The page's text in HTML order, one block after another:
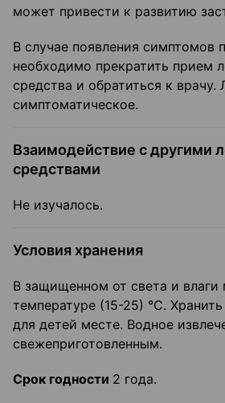
может привести к развитию
В случае появления симптомов
необходимо прекратить прием
средства и обратиться к врачу.
симптоматическое.
Взаимодействие с другими
средствами
Не изучалось.
Условия хранения
В защищенном от света и влаги
температуре (15-25) °C.
для детей месте. Водное
свежеприготовленным.
Срок годности 2 года.